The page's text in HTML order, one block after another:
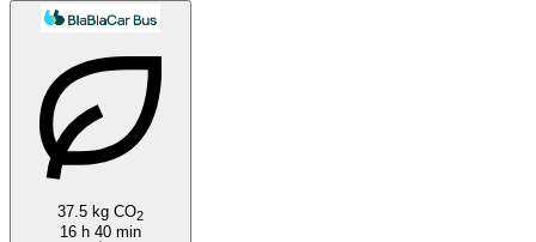
37.5 kg CO2
16 h 40 min